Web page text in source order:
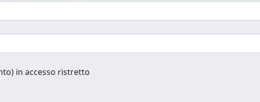
in accesso ristretto